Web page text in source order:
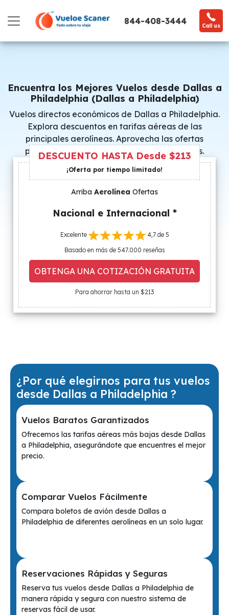
844-408-3444 Call us
Encuentra los Mejores Vuelos desde Dallas a
Philadelphia (Dallas a Philadelphia)
Vuelos directos económicos de Dallas a Philadelphia.
Explora descuentos en tarifas aéreas de las
principales aerolíneas. Aprovecha las ofertas
promocionales y consigue precios especiales.
DESCUENTO HASTA Desde $213
¡Oferta por tiempo limitado!
Arriba Aerolínea Ofertas
Nacional e Internacional *
Excelente
4,7 de 5
Basado en más de 547.000 reseñas
OBTENGA UNA COTIZACIÓN GRATUITA
Para ahorrar hasta un $213
¿Por qué elegirnos para tus vuelos
desde Dallas a Philadelphia ?
Vuelos Baratos Garantizados
Ofrecemos las tarifas aéreas más bajas desde Dallas
a Philadelphia, asegurándote que encuentres el mejor
precio.
Comparar Vuelos Fácilmente
Compara boletos de avión desde Dallas a
Philadelphia de diferentes aerolíneas en un solo lugar.
Reservaciones Rápidas y Seguras
Reserva tus vuelos desde Dallas a Philadelphia de
manera rápida y segura con nuestro sistema de
reservas fácil de usar.